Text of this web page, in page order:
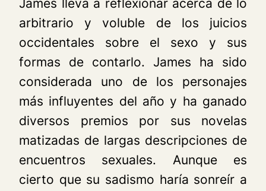
James lleva a reflexionar acerca de lo
arbitrario y voluble de los juicios
occidentales sobre el sexo y sus
formas de contarlo. James ha sido
considerada uno de los personajes
más influyentes del año y ha ganado
diversos premios por sus novelas
matizadas de largas descripciones de
encuentros sexuales. Aunque es
cierto que su sadismo haría sonreír a